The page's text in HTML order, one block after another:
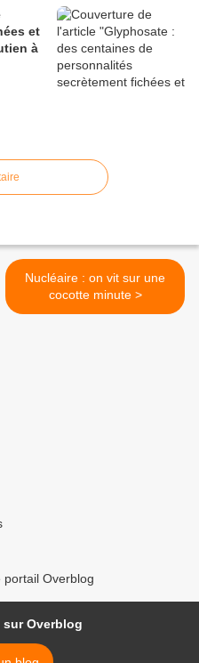
et
à
Nucléaire : on vit sur une
cocotte minute >
portail Overblog
Overblog